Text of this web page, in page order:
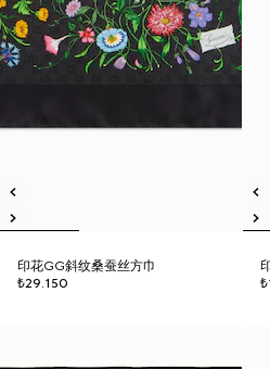
印花GG斜纹桑蚕丝方巾
₺29.150